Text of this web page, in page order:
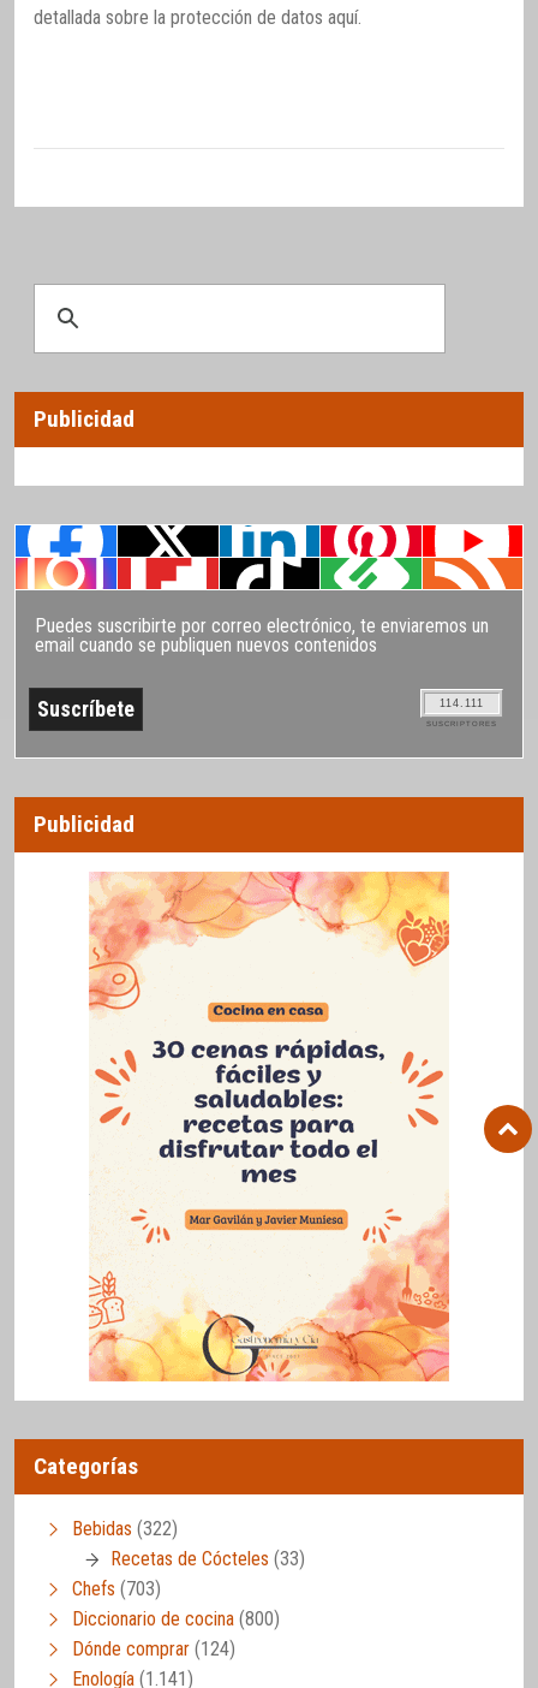
detallada sobre la protección de datos aquí.
Publicidad
Puedes suscribirte por correo electrónico, te enviaremos un
email cuando se publiquen nuevos contenidos
114.111
SUSCRIPTORES
Publicidad
Categorías
Bebidas (322)
Recetas de Cócteles (33)
Chefs (703)
Diccionario de cocina (800)
Dónde comprar (124)
Enología (1.141)